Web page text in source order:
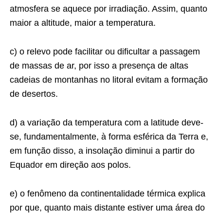
atmosfera se aquece por irradiação. Assim, quanto
maior a altitude, maior a temperatura.
c) o relevo pode facilitar ou dificultar a passagem
de massas de ar, por isso a presença de altas
cadeias de montanhas no litoral evitam a formação
de desertos.
d) a variação da temperatura com a latitude deve-
se, fundamentalmente, à forma esférica da Terra e,
em função disso, a insolação diminui a partir do
Equador em direção aos polos.
e) o fenômeno da continentalidade térmica explica
por que, quanto mais distante estiver uma área do